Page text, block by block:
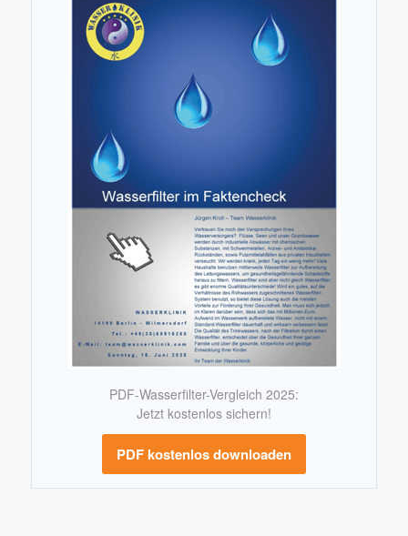
PDF-Wasserfilter-Vergleich 2025:
Jetzt kostenlos sichern!
PDF kostenlos downloaden